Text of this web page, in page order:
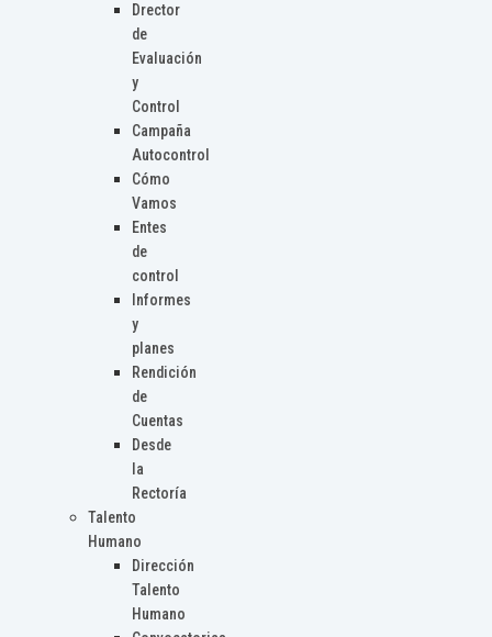
Drector
de
Evaluación
y
Control
Campaña
Autocontrol
Cómo
Vamos
Entes
de
control
Informes
y
planes
Rendición
de
Cuentas
Desde
la
Rectoría
Talento
Humano
Dirección
Talento
Humano